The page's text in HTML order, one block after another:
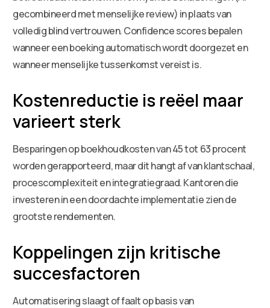
gecombineerd met menselijke review) in plaats van
volledig blind vertrouwen. Confidence scores bepalen
wanneer een boeking automatisch wordt doorgezet en
wanneer menselijke tussenkomst vereist is.
Kostenreductie is reëel maar
varieert sterk
Besparingen op boekhoudkosten van 45 tot 63 procent
worden gerapporteerd, maar dit hangt af van klantschaal,
procescomplexiteit en integratiegraad. Kantoren die
investeren in een doordachte implementatie zien de
grootste rendementen.
Koppelingen zijn kritische
succesfactoren
Automatisering slaagt of faalt op basis van